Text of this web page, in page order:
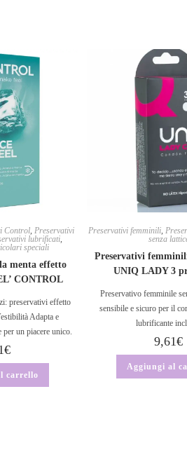
Control,Preservativi
lubrificati,
speciali
menta effetto
CONTROL
preservativi effetto
Adapta e
un piacere unico.
€
carrello
Preservativi femminili,
senza
Preservativi
UNIQ LADY 3
Preservativo femminile
sensibile e sicuro per il
lubrificante
9,61€
Aggiungi al